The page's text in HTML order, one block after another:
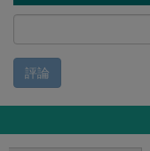
評論